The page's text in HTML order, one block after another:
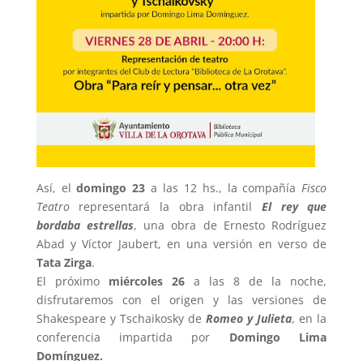
Así, eldomingo 23 a las 12 hs., la compañíaFisco
Teatrorepresentará la obra infantil El rey que
bordaba estrellas, una obra de Ernesto Rodríguez
Abad y Víctor Jaubert, en una versión en verso de
Tata Zirga.
El próximo miércoles 26a las 8 de la noche,
disfrutaremos con el origen y las versiones de
Shakespeare y Tschaikosky de Romeo y Julieta, en la
conferencia impartida por Domingo Lima
Domínguez.